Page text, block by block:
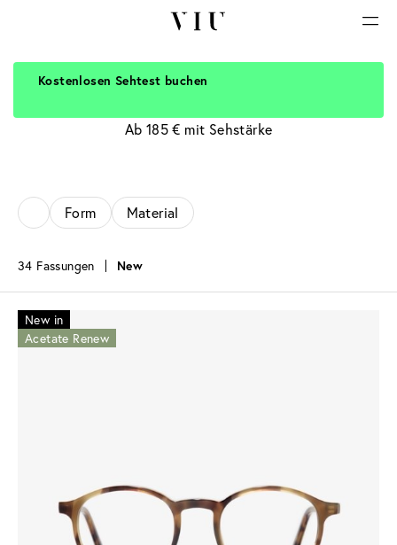
Ab 185 € mit Sehstärke
Form Material
34 Fassungen New
New in
Acetate Renew
Kostenlosen Sehtest buchen